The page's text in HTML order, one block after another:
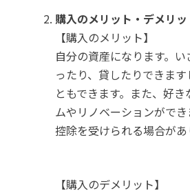
購入のメリット・デメリッ
【購入のメリット】
自分の資産になります。
ったり、貸したりできま
ともできます。また、好
ムやリノベーションがで
控除を受けられる場合があ
【購入のデメリット】